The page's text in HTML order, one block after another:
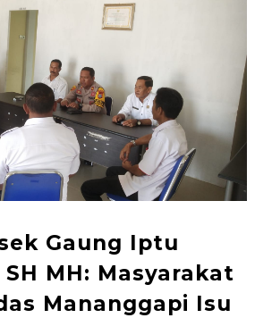
Gaung Iptu
MH: Masyarakat
Mananggapi Isu